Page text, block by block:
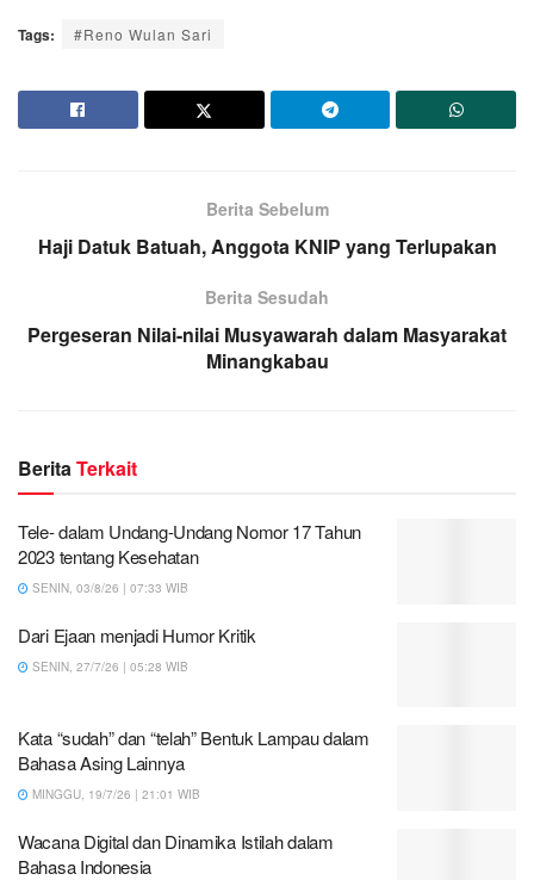
Tags: #Reno Wulan Sari
Berita Sebelum
Haji Datuk Batuah, Anggota KNIP yang Terlupakan
Berita Sesudah
Pergeseran Nilai-nilai Musyawarah dalam Masyarakat
Minangkabau
BeritaTerkait
Tele- dalam Undang-Undang Nomor 17 Tahun
2023 tentang Kesehatan
SENIN, 03/8/26 | 07:33 WIB
Dari Ejaan menjadi Humor Kritik
SENIN, 27/7/26 | 05:28 WIB
Kata “sudah” dan “telah” Bentuk Lampau dalam
Bahasa Asing Lainnya
MINGGU, 19/7/26 | 21:01 WIB
Wacana Digital dan Dinamika Istilah dalam
Bahasa Indonesia